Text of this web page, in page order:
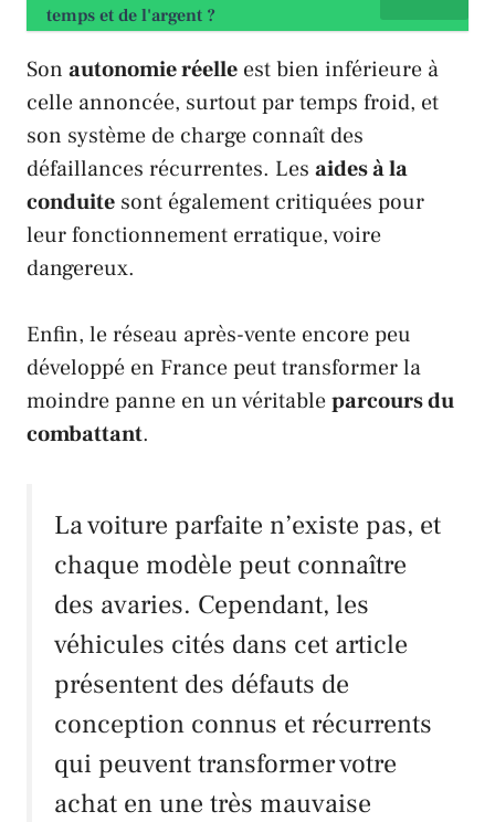
temps et de l'argent ?
Son autonomie réelle est bien inférieure à
celle annoncée, surtout par temps froid, et
son système de charge connaît des
défaillances récurrentes. Les aides à la
conduite sont également critiquées pour
leur fonctionnement erratique, voire
dangereux.
Enfin, le réseau après-vente encore peu
développé en Francepeut transformer la
moindre panne en un véritableparcours du
combattant.
La voiture parfaite n’existe pas, et
chaque modèle peut connaître
des avaries. Cependant, les
véhicules cités dans cet article
présentent des défauts de
conception connus et récurrents
qui peuvent transformer votre
achat en une très mauvaise